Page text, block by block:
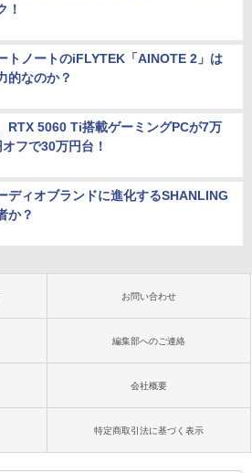
！
トノートのiFLYTEK「AINOTE 2」は
的なのか？
RTX 5060 Ti搭載ゲーミングPCが7万
フで30万円台！
ディオブランドに進化するSHANLING
か？
お問い合わせ
編集部へのご連絡
会社概要
特定商取引法に基づく表示